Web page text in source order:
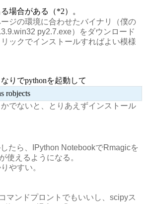
場合がある（*2）。
ジの環境に合わせたバイナリ（僕の
py2.7.exe）をダウンロード
ックでインストールすればよい模様
りでpythonを起動して
robjects
でないと、とりあえずインストール
たら、IPython NotebookでRmagicを
使えるようになる。
やすい。
マンドプロントでもいいし、scipyス